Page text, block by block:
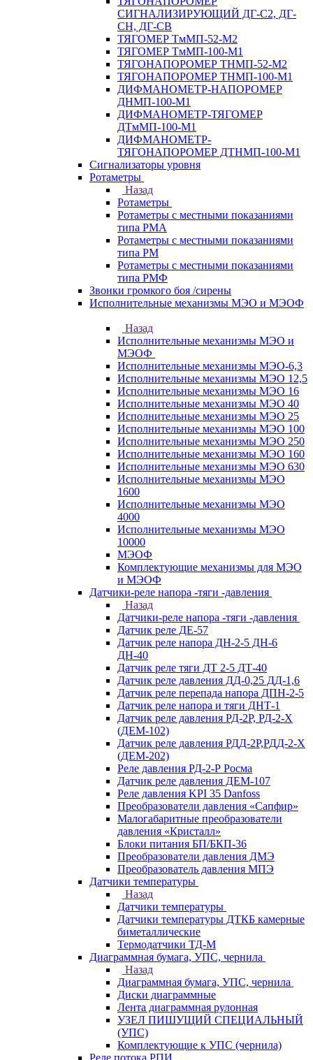
СИГНАЛИЗИРУЮЩИЙ ДГ-С2, ДГ-
СН, ДГ-СВ
ТЯГОМЕР ТмМП-52-М2
ТЯГОМЕР ТмМП-100-М1
ТЯГОНАПОРОМЕР ТНМП-52-М2
ТЯГОНАПОРОМЕР ТНМП-100-М1
ДИФМАНОМЕТР-НАПОРОМЕР
ДНМП-100-М1
ДИФМАНОМЕТР-ТЯГОМЕР
ДТмМП-100-М1
ДИФМАНОМЕТР-
ТЯГОНАПОРОМЕР ДТНМП-100-М1
Сигнализаторы уровня
Ротаметры
Назад
Ротаметры
Ротаметры с местными показаниями
типа РМА
Ротаметры с местными показаниями
типа РМ
Ротаметры с местными показаниями
типа РМФ
Звонки громкого боя /сирены
Исполнительные механизмы МЭО и МЭОФ
Назад
Исполнительные механизмы МЭО и
МЭОФ
Исполнительные механизмы МЭО-6,3
Исполнительные механизмы МЭО 12,5
Исполнительные механизмы МЭО 16
Исполнительные механизмы МЭО 40
Исполнительные механизмы МЭО 25
Исполнительные механизмы МЭО 100
Исполнительные механизмы МЭО 250
Исполнительные механизмы МЭО 160
Исполнительные механизмы МЭО 630
Исполнительные механизмы МЭО
1600
Исполнительные механизмы МЭО
4000
Исполнительные механизмы МЭО
10000
МЭОФ
Комплектующие механизмы для МЭО
и МЭОФ
Датчики-реле напора -тяги -давления
Назад
Датчики-реле напора -тяги -давления
Датчик реле ДЕ-57
Датчик реле напора ДН-2-5 ДН-6
ДН-40
Датчик реле тяги ДТ 2-5 ДТ-40
Датчик реле давления ДД-0,25 ДД-1,6
Датчик реле перепада напора ДПН-2-5
Датчик реле напора и тяги ДНТ-1
Датчик реле давления РД-2Р, РД-2-Х
(ДЕМ-102)
Датчик реле давления РДД-2Р,РДД-2-Х
(ДЕМ-202)
Реле давления РД-2-Р Росма
Датчик реле давления ДЕМ-107
Реле давления KPI 35 Danfoss
Преобразователи давления «Сапфир»
Малогабаритные преобразователи
давления «Кристалл»
Блоки питания БП/БКП-36
Преобразователи давления ДМЭ
Преобразователь давления МПЭ
Датчики температуры
Назад
Датчики температуры
Датчики температуры ДТКБ камерные
биметаллические
Термодатчики ТД-М
Диаграммная бумага, УПС, чернила
Назад
Диаграммная бумага, УПС, чернила
Диски диаграммные
Лента диаграммная рулонная
УЗЕЛ ПИШУЩИЙ СПЕЦИАЛЬНЫЙ
(УПС)
Комплектующие к УПС (чернила)
Реле потока РПИ